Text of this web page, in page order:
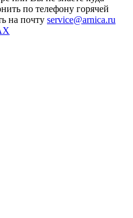
по телефону горячей
на почту service@arnica.ru